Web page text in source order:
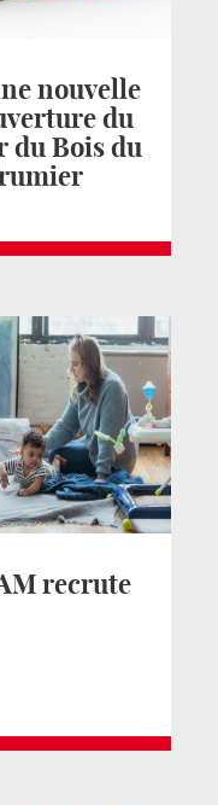
nouvelle
du
du Bois du
recrute